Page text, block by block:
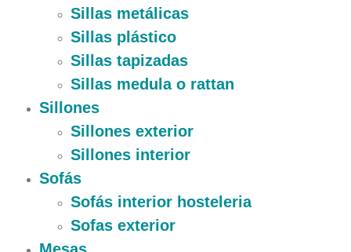
Sillas metálicas
Sillas plástico
Sillas tapizadas
Sillas medula o rattan
Sillones
Sillones exterior
Sillones interior
Sofás
Sofás interior hosteleria
Sofas exterior